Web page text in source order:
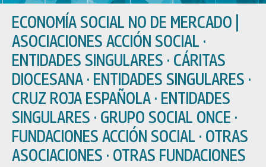
ECONOMÍA SOCIAL NO DE MERCADO
ASOCIACIONES ACCIÓN SOCIAL ·
ENTIDADES SINGULARES · CÁRITAS
DIOCESANA · ENTIDADES SINGULARES ·
CRUZ ROJA ESPAÑOLA · ENTIDADES
SINGULARES · GRUPO SOCIAL ONCE ·
FUNDACIONES ACCIÓN SOCIAL · OTRAS
ASOCIACIONES · OTRAS FUNDACIONES